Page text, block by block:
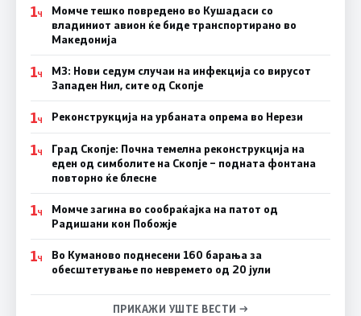
1Ч
Момче тешко повредено во Кушадаси со
владиниот авион ќе биде транспортирано во
Македонија
1Ч
МЗ: Нови седум случаи на инфекција со вирусот
Западен Нил, сите од Скопје
1Ч Реконструкција на урбаната опрема во Нерези
1Ч
Град Скопје: Почна темелна реконструкција на
еден од симболите на Скопје – подната фонтана
повторно ќе блесне
1Ч
Момче загина во сообраќајка на патот од
Радишани кон Побожје
1Ч
Во Куманово поднесени 160 барања за
обесштетување по невремето од 20 јули
ПРИКАЖИ УШТЕ ВЕСТИ →